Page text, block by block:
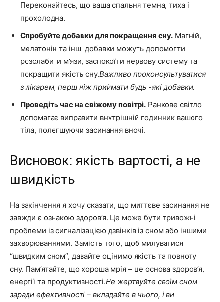
Переконайтесь, що ваша спальня темна, тиха і
прохолодна.
Спробуйте добавки для покращення сну. Магній,
мелатонін та інші добавки можуть допомогти
розслабити м’язи, заспокоїти нервову систему та
покращити якість сну.Важливо проконсультуватися
з лікарем, перш ніж приймати будь -які добавки.
Проведіть час на свіжому повітрі. Ранкове світло
допомагає виправити внутрішній годинник вашого
тіла, полегшуючи засинання вночі.
Висновок: якість вартості, а не
швидкість
На закінчення я хочу сказати, що миттєве засинання не
завжди є ознакою здоров’я. Це може бути тривожні
проблеми із сигналізацією дзвінків із сном або іншими
захворюваннями. Замість того, щоб милуватися
“швидким сном”, давайте оцінимо якість та повноту
сну. Пам’ятайте, що хороша мрія – це основа здоров’я,
енергії та продуктивності.Не жертвуйте своїм сном
заради ефективності – вкладайте в нього, і ви